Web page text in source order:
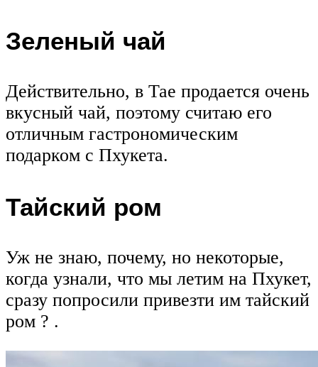
Зеленый чай
Действительно, в Тае продается очень
вкусный чай, поэтому считаю его
отличным гастрономическим
подарком с Пхукета.
Тайский ром
Уж не знаю, почему, но некоторые,
когда узнали, что мы летим на Пхукет,
сразу попросили привезти им тайский
ром ? .